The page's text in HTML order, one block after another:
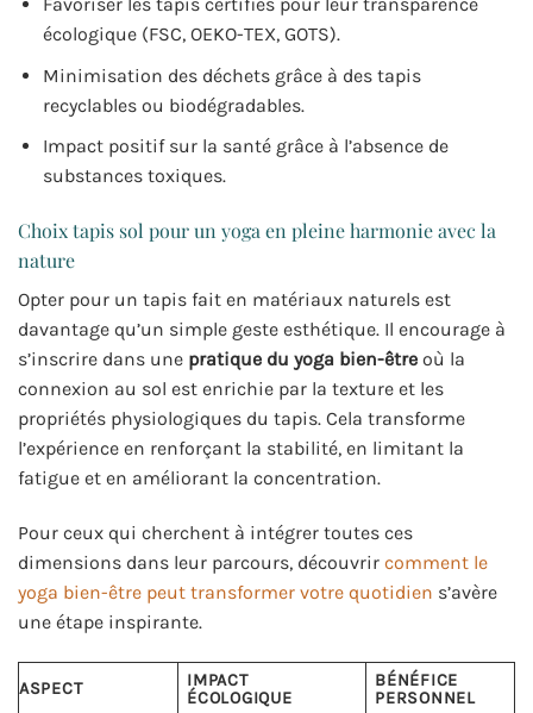
écologique (FSC, OEKO-TEX, GOTS).
Minimisation des déchets grâce à des tapis
recyclables ou biodégradables.
Impact positif sur la santé grâce à l’absence de
substances toxiques.
Choix tapis sol pour un yoga en pleine harmonie avec la
nature
Opter pour un tapis fait en matériaux naturels est
davantage qu’un simple geste esthétique. Il encourage à
s’inscrire dans une pratique du yoga bien-être où la
connexion au sol est enrichie par la texture et les
propriétés physiologiques du tapis. Cela transforme
l’expérience en renforçant la stabilité, en limitant la
fatigue et en améliorant la concentration.
Pour ceux qui cherchent à intégrer toutes ces
dimensions dans leur parcours, découvrir comment le
yoga bien-être peut transformer votre quotidien s’avère
une étape inspirante.
ASPECT
IMPACT
ÉCOLOGIQUE
BÉNÉFICE
PERSONNEL